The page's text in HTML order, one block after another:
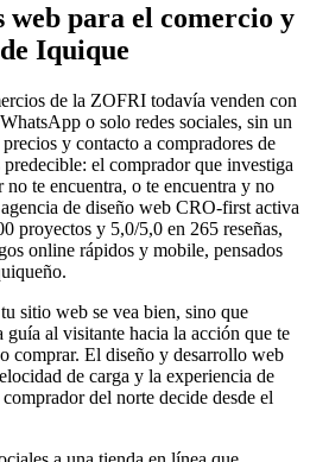
web para el comercio y
Iquique
de la ZOFRI todavía venden con
o solo redes sociales, sin un
y contacto a compradores de
el comprador que investiga
te encuentra, o te encuentra y no
de diseño web CRO-first activa
proyectos y 5,0/5,0 en 265 reseñas,
online rápidos y mobile, pensados
sitio web se vea bien, sino que
guía al visitante hacia la acción que te
comprar. El diseño y desarrollo web
de carga y la experiencia de
del norte decide desde el